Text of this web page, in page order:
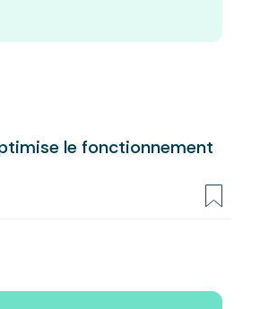
le fonctionnement